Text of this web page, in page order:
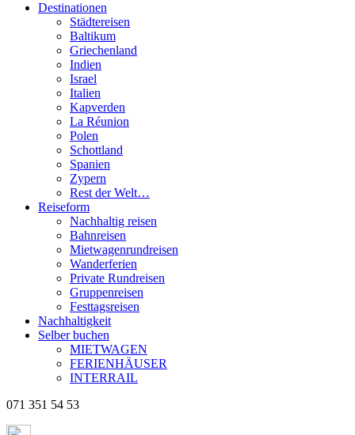
Destinationen
Städtereisen
Baltikum
Griechenland
Indien
Israel
Italien
Kapverden
La Réunion
Polen
Schottland
Spanien
Zypern
Rest der Welt…
Reiseform
Nachhaltig reisen
Bahnreisen
Mietwagenrundreisen
Wanderferien
Private Rundreisen
Gruppenreisen
Festtagsreisen
Nachhaltigkeit
Selber buchen
MIETWAGEN
FERIENHÄUSER
INTERRAIL
071 351 54 53